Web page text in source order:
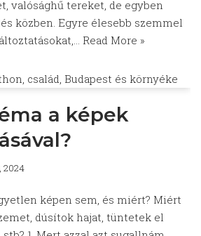
valósághű tereket, de egyben
közben. Egyre élesebb szemmel
Read More »
a képek
2024
képen sem, és miért? Miért
dúsítok hajat, tüntetek el